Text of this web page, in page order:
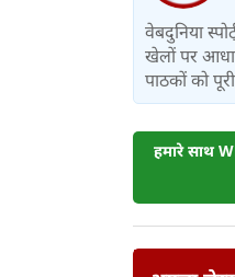
वेबदुनिया
खेलों पर
पाठकों को
हमारे साथ